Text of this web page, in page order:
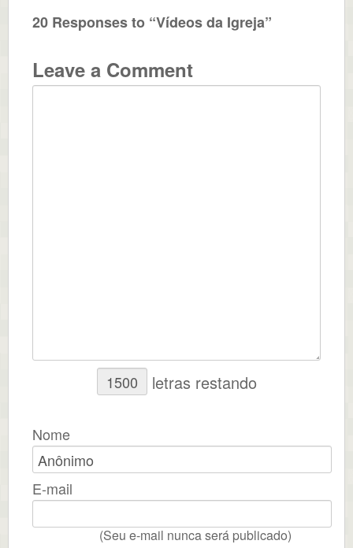
20 Responses to “Vídeos da Igreja”
Leave a Comment
letras restando
Nome
E-mail
(Seu e-mail nunca será publicado)